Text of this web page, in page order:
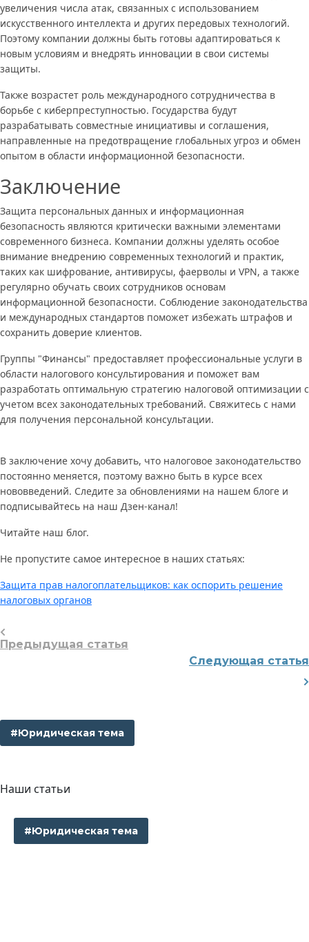
увеличения числа атак, связанных с использованием
искусственного интеллекта и других передовых технологий.
Поэтому компании должны быть готовы адаптироваться к
новым условиям и внедрять инновации в свои системы
защиты.
Также возрастет роль международного сотрудничества в
борьбе с киберпреступностью. Государства будут
разрабатывать совместные инициативы и соглашения,
направленные на предотвращение глобальных угроз и обмен
опытом в области информационной безопасности.
Заключение
Защита персональных данных и информационная
безопасность являются критически важными элементами
современного бизнеса. Компании должны уделять особое
внимание внедрению современных технологий и практик,
таких как шифрование, антивирусы, фаерволы и VPN, а также
регулярно обучать своих сотрудников основам
информационной безопасности. Соблюдение законодательства
и международных стандартов поможет избежать штрафов и
сохранить доверие клиентов.
Группы "Финансы" предоставляет профессиональные услуги в
области налогового консультирования и поможет вам
разработать оптимальную стратегию налоговой оптимизации с
учетом всех законодательных требований. Свяжитесь с нами
для получения персональной консультации.
В заключение хочу добавить, что налоговое законодательство
постоянно меняется, поэтому важно быть в курсе всех
нововведений. Следите за обновлениями на нашем блоге и
подписывайтесь на наш Дзен-канал!
Читайте наш блог.
Не пропустите самое интересное в наших статьях:
Защита прав налогоплательщиков: как оспорить решение
налоговых органов
Предыдущая статья
Следующая статья
#Юридическая тема
Наши статьи
#Юридическая тема